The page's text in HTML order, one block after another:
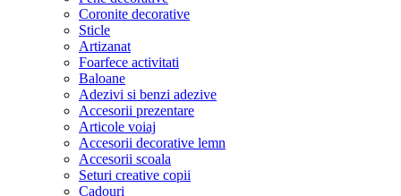
Coronite decorative
Sticle
Artizanat
Foarfece activitati
Baloane
Adezivi si benzi adezive
Accesorii prezentare
Articole voiaj
Accesorii decorative lemn
Accesorii scoala
Seturi creative copii
Cadouri